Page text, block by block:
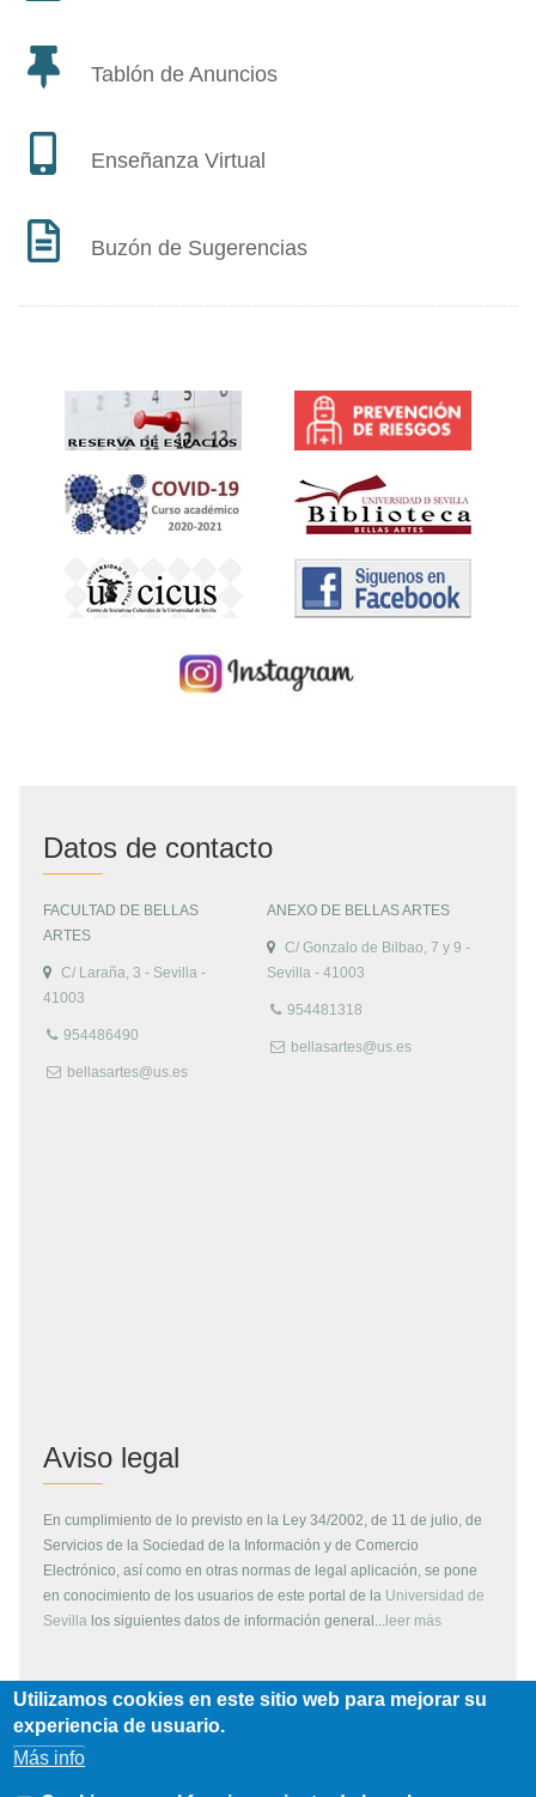
Tablón de Anuncios
Enseñanza Virtual
Buzón de Sugerencias
Datos de contacto
FACULTAD DE BELLAS
ARTES
C/ Laraña, 3 - Sevilla -
41003
954486490
bellasartes@us.es
ANEXO DE BELLAS ARTES
C/ Gonzalo de Bilbao, 7 y 9 -
Sevilla - 41003
954481318
bellasartes@us.es
Aviso legal
En cumplimiento de lo previsto en la Ley 34/2002, de 11 de julio, de
Servicios de la Sociedad de la Información y de Comercio
Electrónico, así como en otras normas de legal aplicación, se pone
en conocimiento de los usuarios de este portal de la Universidad de
Sevilla los siguientes datos de información general... leer más
Copyright
Todos los contenidos de este servidor WEB, son propiedad de la
Utilizamos cookies en este sitio web para mejorar su
experiencia de usuario.
Más info